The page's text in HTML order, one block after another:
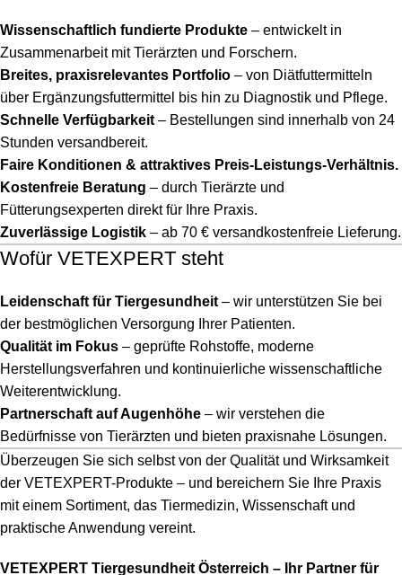
Wissenschaftlich fundierte Produkte – entwickelt in
Zusammenarbeit mit Tierärzten und Forschern.
Breites, praxisrelevantes Portfolio – von Diätfuttermitteln
über Ergänzungsfuttermittel bis hin zu Diagnostik und Pflege.
Schnelle Verfügbarkeit – Bestellungen sind innerhalb von 24
Stunden versandbereit.
Faire Konditionen & attraktives Preis-Leistungs-Verhältnis.
Kostenfreie Beratung – durch Tierärzte und
Fütterungsexperten direkt für Ihre Praxis.
Zuverlässige Logistik – ab 70 € versandkostenfreie Lieferung.
Wofür VETEXPERT steht
Leidenschaft für Tiergesundheit – wir unterstützen Sie bei
der bestmöglichen Versorgung Ihrer Patienten.
Qualität im Fokus – geprüfte Rohstoffe, moderne
Herstellungsverfahren und kontinuierliche wissenschaftliche
Weiterentwicklung.
Partnerschaft auf Augenhöhe – wir verstehen die
Bedürfnisse von Tierärzten und bieten praxisnahe Lösungen.
Überzeugen Sie sich selbst von der Qualität und Wirksamkeit
der VETEXPERT-Produkte – und bereichern Sie Ihre Praxis
mit einem Sortiment, das Tiermedizin, Wissenschaft und
praktische Anwendung vereint.
VETEXPERT Tiergesundheit Österreich – Ihr Partner für